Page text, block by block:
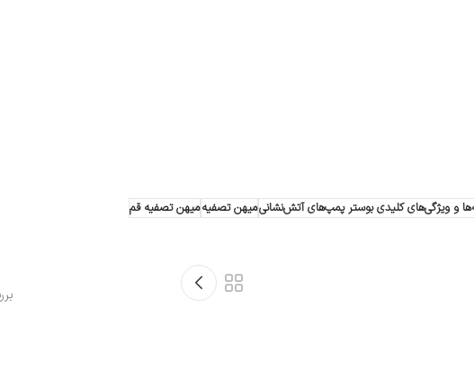
و ویژگی‌های کلیدی بوستر پمپ‌های آتش‌نشانیمیهن تصفیهمیهن تصفیه قم